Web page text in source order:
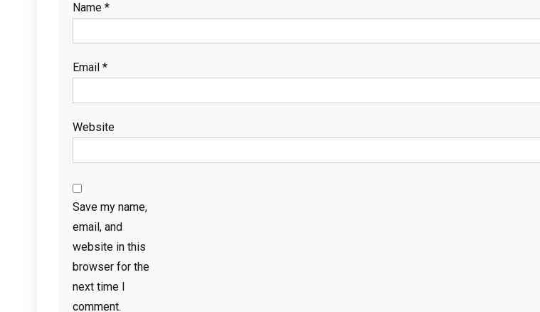
Name *
Email *
Website
Save my name,
email, and
website in this
browser for the
next time I
comment.